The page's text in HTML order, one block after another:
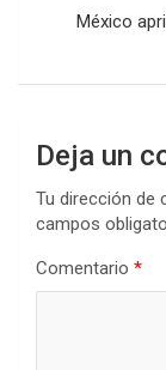
México
Deja un
Tu dirección de
campos
Comentario *